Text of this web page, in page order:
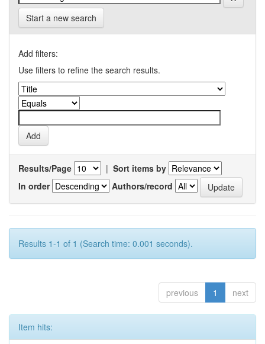
Start a new search
Add filters:
Use filters to refine the search results.
Results/Page | Sort items by
In order
Authors/record
Results 1-1 of 1 (Search time: 0.001 seconds).
previous 1 next
Item hits: